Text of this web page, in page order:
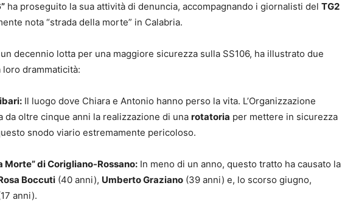
ha proseguito la sua attività di denuncia, accompagnando i giornalisti del TG2
nota “strada della morte” in Calabria.
un decennio lotta per una maggiore sicurezza sulla SS106, ha illustrato due
drammaticità:
Il luogo dove Chiara e Antonio hanno perso la vita. L’Organizzazione
da oltre cinque anni la realizzazione di una rotatoria per mettere in sicurezza
snodo viario estremamente pericoloso.
Morte” di Corigliano-Rossano: In meno di un anno, questo tratto ha causato la
Boccuti (40 anni), Umberto Graziano (39 anni) e, lo scorso giugno,
anni).